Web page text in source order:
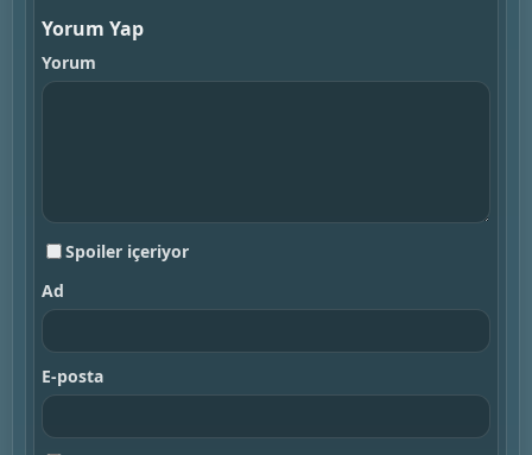
Yorum Yap
Yorum
Spoiler içeriyor
Ad
E-posta